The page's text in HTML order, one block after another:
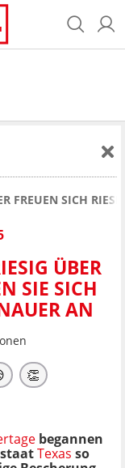
FREUEN SICH
ÜBER
SIE SICH
AN
👏
begannen
Texas so